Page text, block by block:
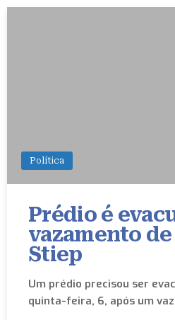
Política
Prédio é
vazamento
Stiep
Um prédio precisou ser
quinta-feira, 6, após um